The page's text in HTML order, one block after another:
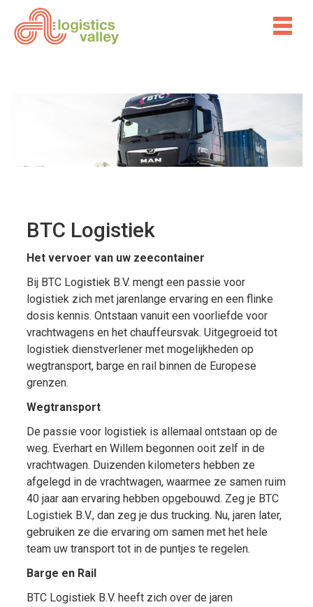
BTC Logistiek
Het vervoer van uw zeecontainer
Bij BTC Logistiek B.V. mengt een passie voor
logistiek zich met jarenlange ervaring en een flinke
dosis kennis. Ontstaan vanuit een voorliefde voor
vrachtwagens en het chauffeursvak. Uitgegroeid tot
logistiek dienstverlener met mogelijkheden op
wegtransport, barge en rail binnen de Europese
grenzen.
Wegtransport
De passie voor logistiek is allemaal ontstaan op de
weg. Everhart en Willem begonnen ooit zelf in de
vrachtwagen. Duizenden kilometers hebben ze
afgelegd in de vrachtwagen, waarmee ze samen ruim
40 jaar aan ervaring hebben opgebouwd. Zeg je BTC
Logistiek B.V., dan zeg je dus trucking. Nu, jaren later,
gebruiken ze die ervaring om samen met het hele
team uw transport tot in de puntjes te regelen.
Barge en Rail
BTC Logistiek B.V. heeft zich over de jaren